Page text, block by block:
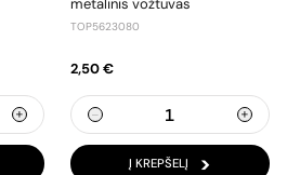
metalinis vožtuvas
TOP5623080
2,50 €
Į KREPŠELĮ